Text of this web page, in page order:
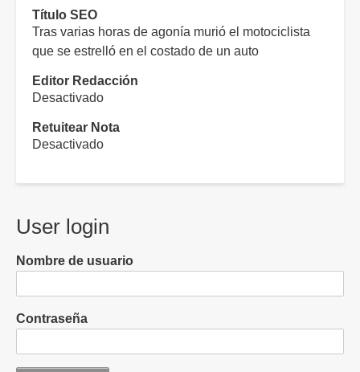
Título SEO
Tras varias horas de agonía murió el motociclista
que se estrelló en el costado de un auto
Editor Redacción
Desactivado
Retuitear Nota
Desactivado
User login
Nombre de usuario
Contraseña